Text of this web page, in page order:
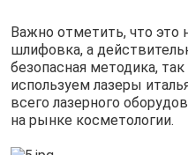
Важно отметить, что это
шлифовка, а
безопасная методика,
используем лазеры
всего лазерного
на рынке косметологии.